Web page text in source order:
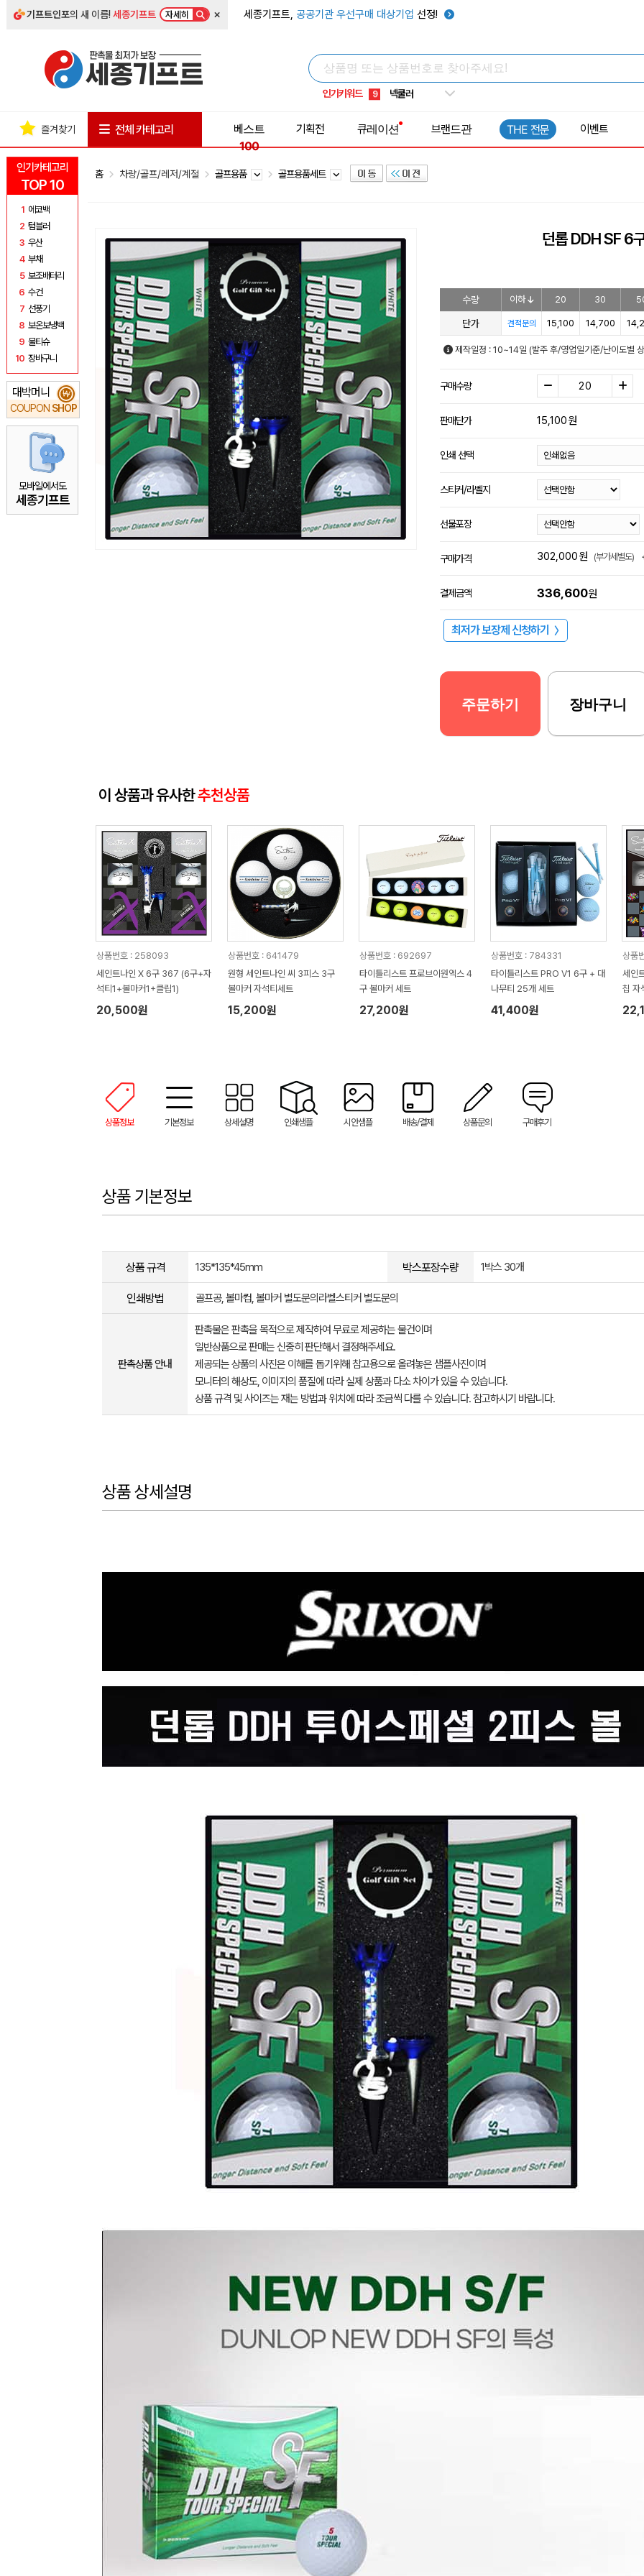
기프트인포의 새 이름!세종기프트 자세히 × 세종기프트, 공공기관 우선구매 대상기업 선정!
인기키워드
5 키캡
8 쿨토시
9 넥쿨러
1 선풍기
인기카테고리
TOP 10
1 에코백
2 텀블러
3 우산
4 부채
5 보조배터리
6 수건
7 선풍기
8 보온보냉백
9 물티슈
10 장바구니
대박머니
COUPON SHOP
₩
모바일에서도
세종기프트
즐겨찾기 전체 카테고리
베스트
100
기획전 큐레이션 브랜드관 THE 전문 이벤트
홈 차량/골프/레저/계절 골프용품 골프용품세트
던롭 DDH SF 6
수량 이하 20 30
단가 견적문의 15,100 14,700
제작일정 : 10~14일 (발주 후/영업일기준/난이도별
구매수량
판매단가 15,100원
인쇄 선택
스티커/라벨지
선물포장
구매가격 302,000원 (부가세별도)
결제금액 336,600원
최저가 보장제 신청하기 〉
주문하기 장바구니
이 상품과 유사한추천상품
상품번호 : 258093
세인트나인 X 6구 367 (6구+자
석티1+볼마커1+클립1)
20,500원
상품번호 : 641479
원형 세인트나인 씨 3피스 3구
볼마커 자석티세트
15,200원
상품번호 : 692697
타이틀리스트 프로브이원엑스 4
구 볼마커 세트
27,200원
상품번호 : 784331
타이틀리스트 PRO V1 6구 + 대
나무티 25개 세트
41,400원
상품
세인
칩 자
상품정보 기본정보 상세설명 인쇄샘플 시안샘플 배송/결제 상품문의 구매후기
상품 기본정보
상품 규격 135*135*45mm 박스포장수량 1박스 30개
인쇄방법 골프공, 볼마컵, 볼마커 별도문의라벨스티커 별도문의
판촉상품 안내
판촉물은 판촉을 목적으로 제작하여 무료로 제공하는 물건이며
일반상품으로 판매는 신중히 판단해서 결정해주세요.
제공되는 상품의 사진은 이해를 돕기위해 참고용으로 올려놓은 샘플사진이며
모니터의 해상도, 이미지의 품질에 따라 실제 상품과 다소 차이가 있을 수 있습니다.
상품 규격 및 사이즈는 재는 방법과 위치에 따라 조금씩 다를 수 있습니다. 참고하시기 바랍니다.
상품 상세설명